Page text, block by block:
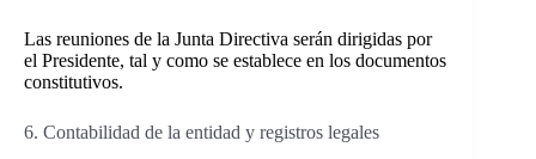
Las reuniones de la Junta Directiva serán dirigidas por
el Presidente, tal y como se establece en los documentos
constitutivos.
6. Contabilidad de la entidad y registros legales